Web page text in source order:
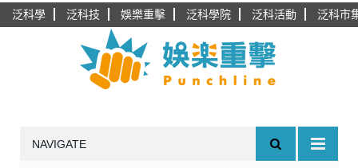
泛科學 泛科技 娛樂重擊 泛科學院 泛科活動 泛科市
NAVIGATE